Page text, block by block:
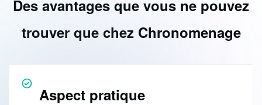
Des avantages que vous ne pouvez
trouver que chez Chronomenage
Aspect pratique